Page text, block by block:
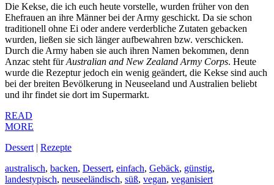
Die Kekse, die ich euch heute vorstelle, wurden früher von den
Ehefrauen an ihre Männer bei der Army geschickt. Da sie schon
traditionell ohne Ei oder andere verderbliche Zutaten gebacken
wurden, ließen sie sich länger aufbewahren bzw. verschicken.
Durch die Army haben sie auch ihren Namen bekommen, denn
Anzac steht fürAustralian and New Zealand Army Corps. Heute
wurde die Rezeptur jedoch ein wenig geändert, die Kekse sind auch
bei der breiten Bevölkerung in Neuseeland und Australien beliebt
und ihr findet sie dort im Supermarkt.
READ
MORE
Dessert | Rezepte
australisch, backen, Dessert, einfach, Gebäck, günstig,
landestypisch, neuseeländisch, süß, vegan, veganisiert